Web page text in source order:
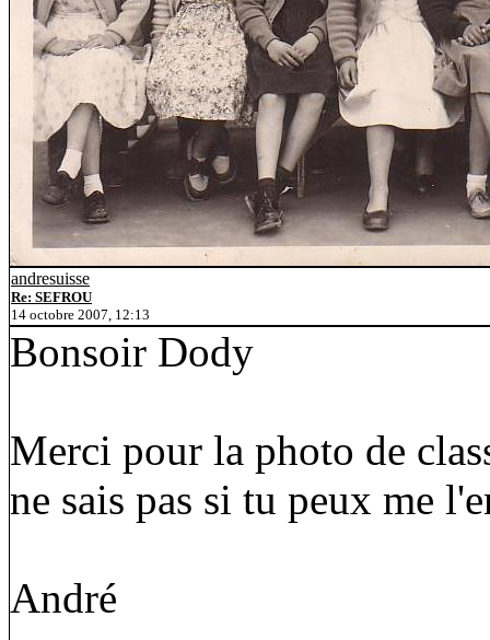
andresuisse
Re: SEFROU
14 octobre 2007, 12:13
Bonsoir Dody
Merci pour la photo de
ne sais pas si tu peux me
André